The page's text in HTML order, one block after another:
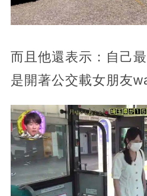
而且他還表示：自己
是開著公交載女朋友